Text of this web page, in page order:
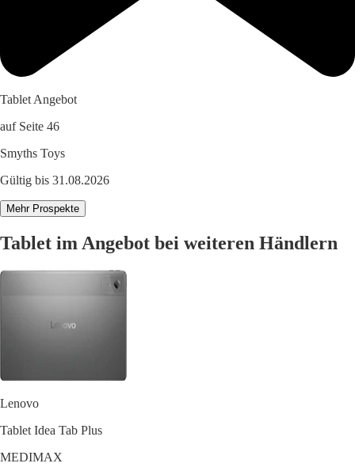
Tablet Angebot
auf Seite 46
Smyths Toys
Gültig bis 31.08.2026
Mehr Prospekte
Tablet im Angebot bei weiteren Händlern
Lenovo
Tablet Idea Tab Plus
MEDIMAX